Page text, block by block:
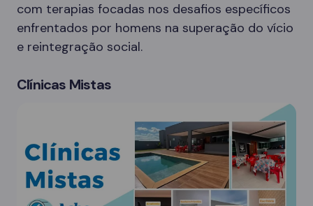
com terapias focadas nos desafios específicos
enfrentados por homens na superação do vício
e reintegração social.
Clínicas Mistas